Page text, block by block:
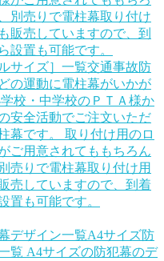
別売りで電柱幕取り付け
販売していますので、到
設置も可能です。
サイズ］一覧交通事故防
の運動に電柱幕がいかが
校・中学校のＰＴＡ様か
安全活動でご注文いただ
幕です。 取り付け用のロ
ご用意されてももちろん
売りで電柱幕取り付け用
売していますので、到着
置も可能です。
デザイン一覧A4サイズ防
覧 A4サイズの防犯幕のデ